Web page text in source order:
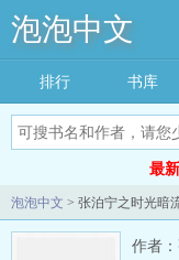
泡泡中文
排行 书库
最
泡泡中文 > 张泊宁之时光暗
作者：